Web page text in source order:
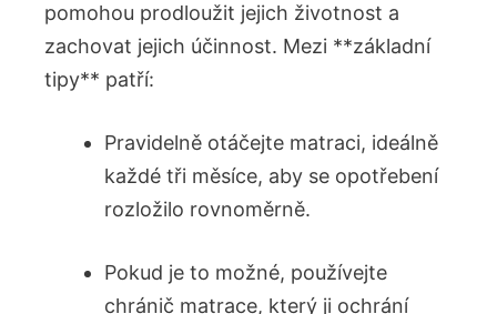
pomohou prodloužit jejich životnost a
zachovat ⁤jejich účinnost. Mezi **základní
tipy** patří:
Pravidelně otáčejte matraci, ideálně
každé tři měsíce, aby se opotřebení
rozložilo ⁤rovnoměrně.
Pokud je to možné,‌ používejte
chránič matrace, který ji ochrání